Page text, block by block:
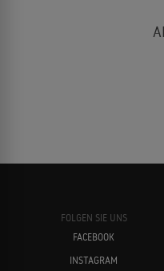
FOLGEN SIE UNS
FACEBOOK
INSTAGRAM